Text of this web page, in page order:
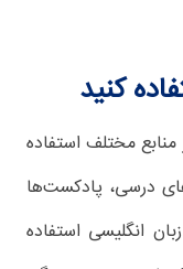
کنید
مختلف استفاده
درسی، پادکست‌ها
انگلیسی استفاده